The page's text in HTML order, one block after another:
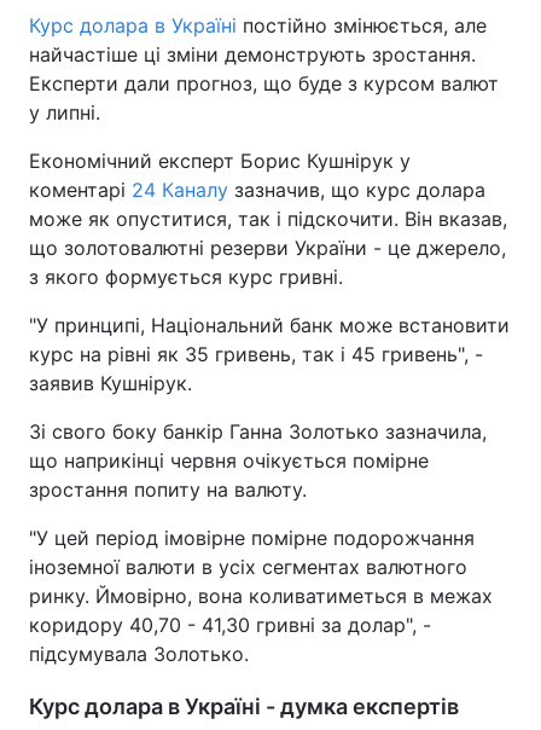
Курс долара в Україні постійно змінюється, але
найчастіше ці зміни демонструють зростання.
Експерти дали прогноз, що буде з курсом валют
у липні.
Економічний експерт Борис Кушнірук у
коментарі 24 Каналу зазначив, що курс долара
може як опуститися, так і підскочити. Він вказав,
що золотовалютні резерви України - це джерело,
з якого формується курс гривні.
"У принципі, Національний банк може встановити
курс на рівні як 35 гривень, так і 45 гривень", -
заявив Кушнірук.
Зі свого боку банкір Ганна Золотько зазначила,
що наприкінці червня очікується помірне
зростання попиту на валюту.
"У цей період імовірне помірне подорожчання
іноземної валюти в усіх сегментах валютного
ринку. Ймовірно, вона коливатиметься в межах
коридору 40,70 - 41,30 гривні за долар", -
підсумувала Золотько.
Курс долара в Україні - думка експертів